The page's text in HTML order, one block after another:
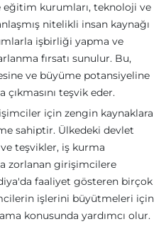
eğitim kurumları, teknoloji ve
nitelikli insan kaynağı
işbirliği yapma ve
fırsatı sunulur. Bu,
ve büyüme potansiyeline
teşvik eder.
için zengin kaynaklara
sahiptir. Ülkedeki devlet
teşvikler, iş kurma
zorlanan girişimcilere
faaliyet gösteren birçok
işlerini büyütmeleri için
konusunda yardımcı olur.